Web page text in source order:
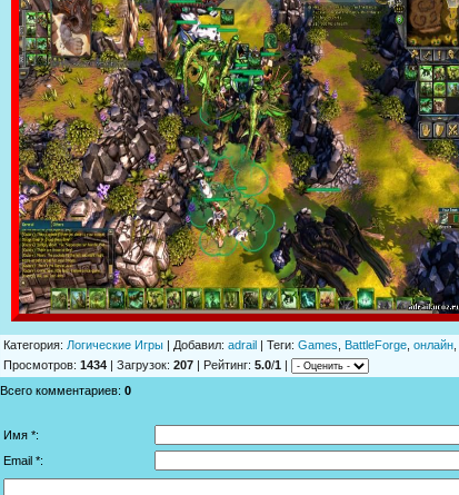
Категория: Логические Игры | Добавил: adrail | Теги: Games BattleForge онлайн
Просмотров: 1434 | Загрузок: 207 | Рейтинг: 5.0/1 |
Всего комментариев: 0
Имя *:
Email *: